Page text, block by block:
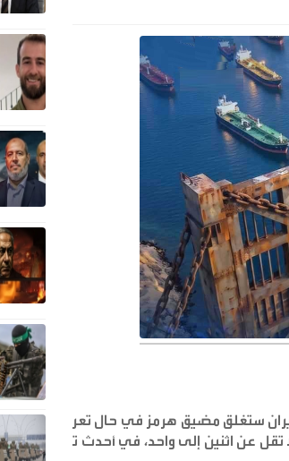
إيران ستغلق مضيق هرمز في حال تعرضها
عن اثنين إلى واحد، في أحدث تهديد